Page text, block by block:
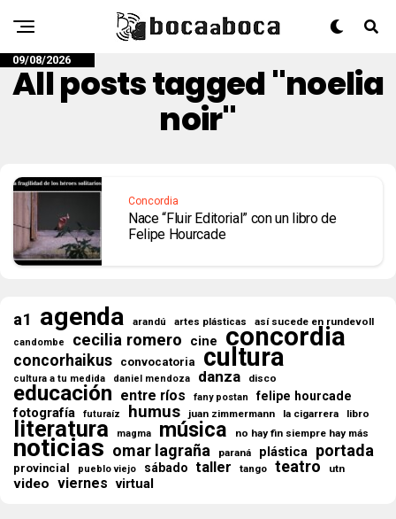
09/08/2026
All posts tagged "noelia
noir"
Concordia
Nace “Fluir Editorial” con un libro de
Felipe Hourcade
a1 agenda arandú artes plásticas así sucede en rundevoll
candombe cecilia romero cine concordia
concorhaikus convocatoria cultura
cultura a tu medida daniel mendoza danza disco
educación entre ríos fany postan felipe hourcade
fotografía futuraíz humus juan zimmermann la cigarrera libro
literatura magma música no hay fin siempre hay más
noticias omar lagraña paraná plástica portada
provincial pueblo viejo sábado taller tango teatro utn
video viernes virtual